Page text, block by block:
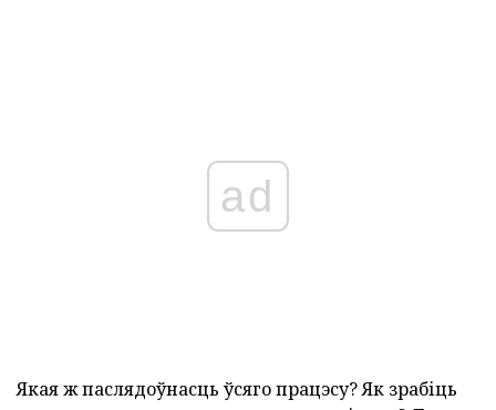
ad
Якая ж паслядоўнасць ўсяго працэсу? Як зрабіць